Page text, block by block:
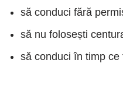
să conduci fără
să nu folosești
să conduci în timp